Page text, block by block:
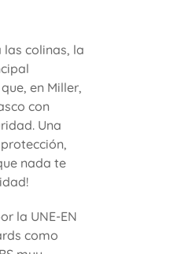
colinas, la
en Miller,
con
Una
nada te
la UNE-EN
como